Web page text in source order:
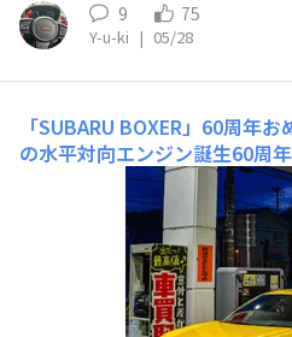
9 75
Y-u-ki | 05/28
「SUBARU BOXER」60周年お
の水平対向エンジン誕生60周
ってくれてありがとうござい